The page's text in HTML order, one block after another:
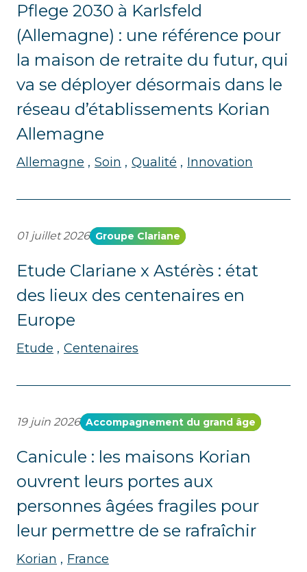
Pflege 2030 à Karlsfeld
(Allemagne) : une référence pour
la maison de retraite du futur, qui
va se déployer désormais dans le
réseau d’établissements Korian
Allemagne
Allemagne Soin Qualité Innovation
Etude Clariane x Astérès : état
des lieux des centenaires en
Europe
01 juillet 2026 Groupe Clariane
Etude Centenaires
Canicule : les maisons Korian
ouvrent leurs portes aux
personnes âgées fragiles pour
leur permettre de se rafraîchir
19 juin 2026 Accompagnement du grand âge
Korian France